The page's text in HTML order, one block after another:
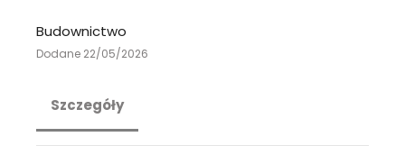
Budownictwo
Dodane 22/05/2026
Szczegóły